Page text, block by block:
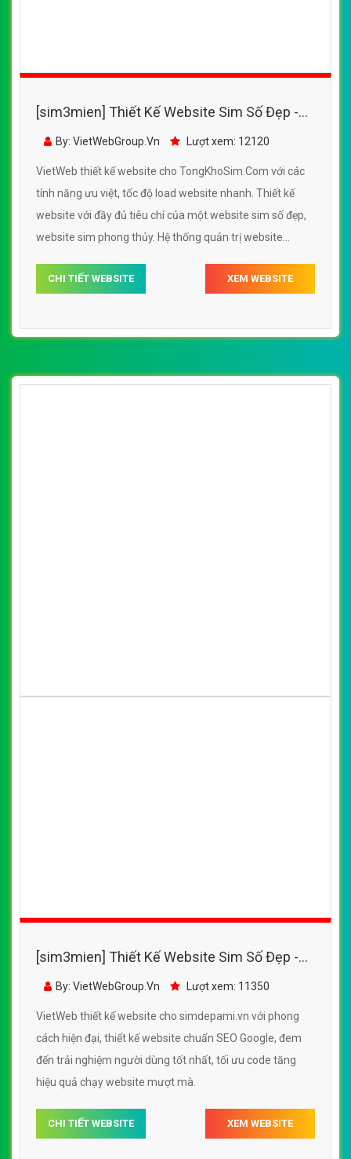
[sim3mien] Thiết Kế Website Sim Số Đẹp -
TongKhoSim.Com đẹp SEO nhanh hiệu quả
By: VietWebGroup.Vn Lượt xem: 12120
VietWeb thiết kế website cho TongKhoSim.Com với các
tính năng ưu việt, tốc độ load website nhanh. Thiết kế
website với đầy đủ tiêu chí của một website sim số đẹp,
website sim phong thủy. Hệ thống quản trị website
CHI TIẾT WEBSITE XEM WEBSITE
[sim3mien] Thiết Kế Website Sim Số Đẹp -
SoDepAmi.Vn đẹp SEO nhanh hiệu quả
By: VietWebGroup.Vn Lượt xem: 11350
VietWeb thiết kế website cho simdepami.vn với phong
cách hiện đại, thiết kế website chuẩn SEO Google, đem
đến trải nghiệm người dùng tốt nhất, tối ưu code tăng
hiệu quả chạy website mượt mà.
CHI TIẾT WEBSITE XEM WEBSITE